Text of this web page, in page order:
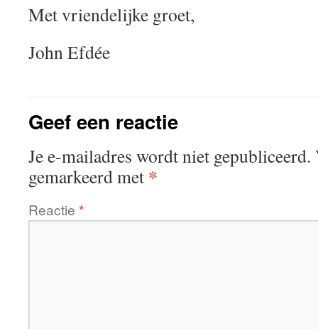
Met vriendelijke groet,
John Efdée
Geef een reactie
Je e-mailadres wordt niet gepubliceerd.
gemarkeerd met *
Reactie *